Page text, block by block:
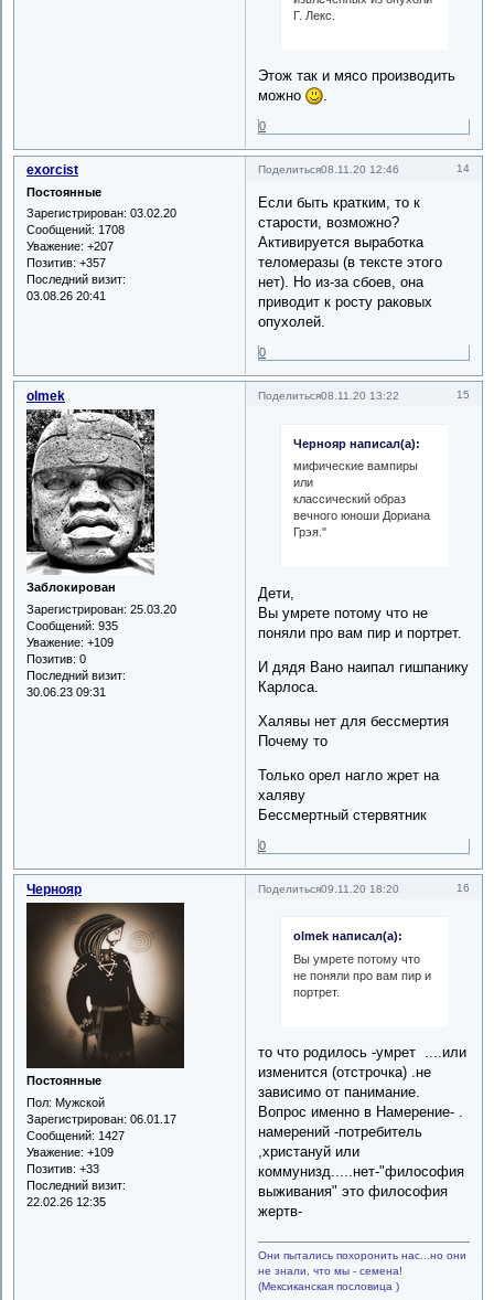
Г. Лекс.
Этож так и мясо производить
можно
.
0
Поделиться 14
08.11.20 12:46
exorcist
Постоянные
Зарегистрирован: 03.02.20
Сообщений: 1708
Уважение: +207
Позитив: +357
Последний визит:
03.08.26 20:41
Если быть кратким, то к
старости, возможно?
Активируется выработка
теломеразы (в тексте этого
нет). Но из-за сбоев, она
приводит к росту раковых
опухолей.
0
Поделиться 15
08.11.20 13:22
olmek
Заблокирован
Зарегистрирован: 25.03.20
Сообщений: 935
Уважение: +109
Позитив: 0
Последний визит:
30.06.23 09:31
Чернояр написал(а):
мифические вампиры
или
классический образ
вечного юноши Дориана
Грэя."
Дети,
Вы умрете потому что не
поняли про вам пир и портрет.
И дядя Вано наипал гишпанику
Карлоса.
Халявы нет для бессмертия
Почему то
Только орел нагло жрет на
халяву
Бессмертный стервятник
0
Поделиться 16
09.11.20 18:20
Чернояр
Постоянные
Пол: Мужской
Зарегистрирован: 06.01.17
Сообщений: 1427
Уважение: +109
Позитив: +33
Последний визит:
22.02.26 12:35
olmek написал(а):
Вы умрете потому что
не поняли про вам пир и
портрет.
то что родилось -умрет ....или
изменится (отстрочка) .не
зависимо от панимание.
Вопрос именно в Намерение- .
намерений -потребитель
,христануй или
коммунизд.....нет-"философия
выживания" это философия
жертв-
Они пытались похоронить нас...но они
не знали, что мы - семена!
(Мексиканская пословица )